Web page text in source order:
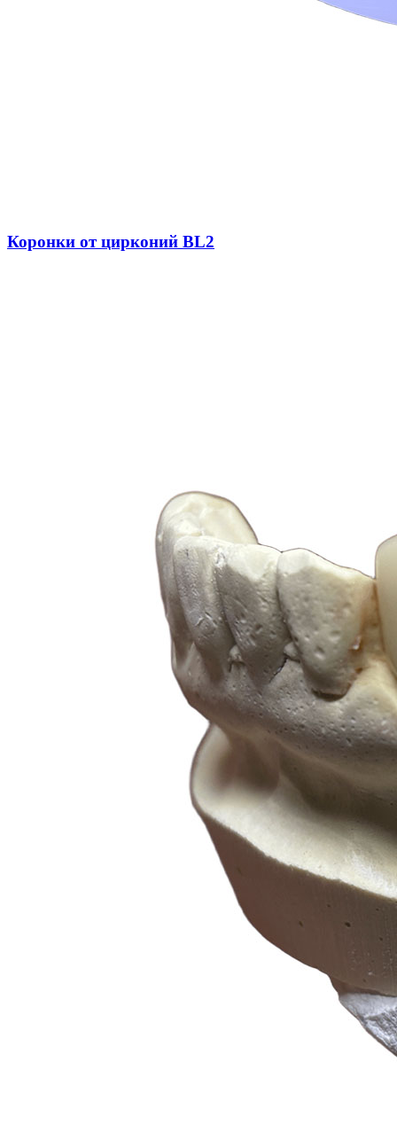
Коронки от цирконий BL2